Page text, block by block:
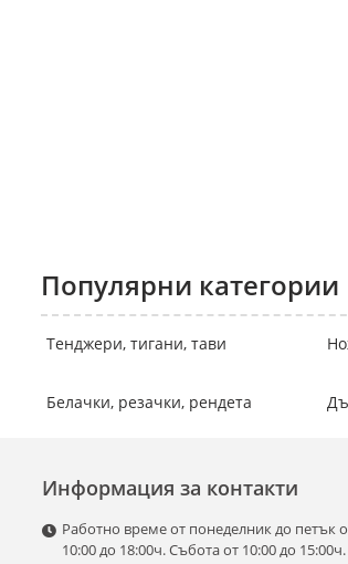
Популярни категории
Тенджери, тигани, тави
Белачки, резачки, рендета
Информация за контакти
Работно време от понеделник до петък
10:00 до 18:00ч. Събота от 10:00 до 15:00ч.